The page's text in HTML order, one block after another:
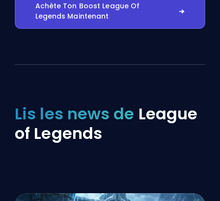
Achète Ton Boost League Of
Legends Maintenant
Lis les news de League
of Legends